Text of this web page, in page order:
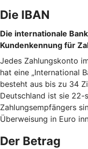
Die IBAN
Die internationale
Kundenkennung für
Jedes Zahlungskonto
hat eine „International
besteht aus bis zu 34
Deutschland ist sie 22-
Zahlungsempfängers
Überweisung in Euro
Der Betrag